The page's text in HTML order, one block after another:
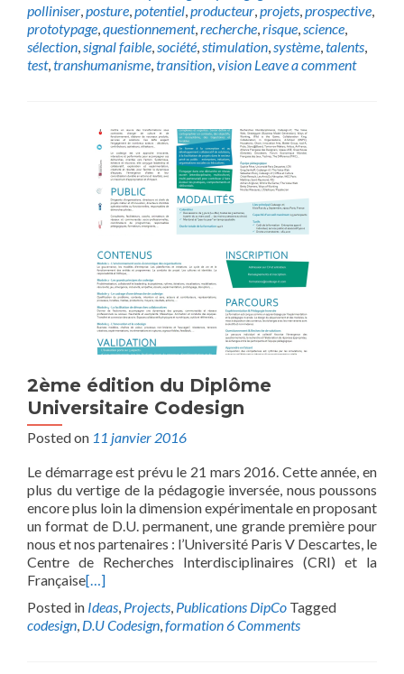
polliniser,posture,potentiel,producteur,projets,prospective,
prototypage,questionnement,recherche,risque,science,
sélection,signal faible,société,stimulation,système,talents,
test,transhumanisme,transition,vision Leave a comment
2ème édition du Diplôme
Universitaire Codesign
Posted on 11 janvier 2016
Le démarrage est prévu le 21 mars 2016. Cette année, en
plus du vertige de la pédagogie inversée, nous poussons
encore plus loin la dimension expérimentale en proposant
un format de D.U. permanent, une grande première pour
nous et nos partenaires : l’Université Paris V Descartes, le
Centre de Recherches Interdisciplinaires (CRI) et la
Française[…]
Posted in Ideas, Projects, Publications DipCo Tagged
codesign, D.U Codesign,formation6 Comments